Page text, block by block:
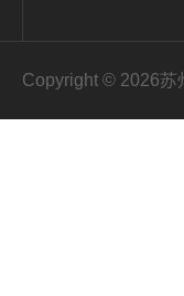
Copyright © 2026